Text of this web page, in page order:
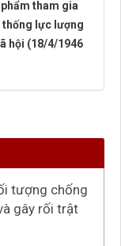
tham gia
thống lực lượng
hội (18/4/1946
tượng chống
gây rối trật